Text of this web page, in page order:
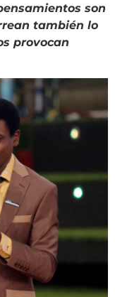
son
también lo
provocan